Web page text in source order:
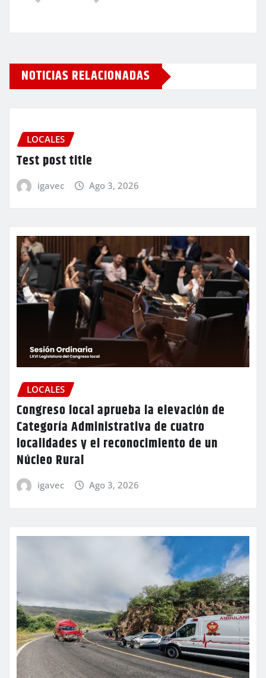
NOTICIAS RELACIONADAS
LOCALES
Test post title
igavec Ago 3, 2026
LOCALES
Congreso local aprueba la elevación de
Categoría Administrativa de cuatro
localidades y el reconocimiento de un
Núcleo Rural
igavec Ago 3, 2026